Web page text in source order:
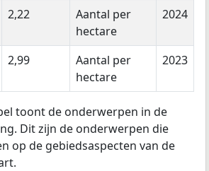
2,22
Aantal per
hectare
2024
2,99
Aantal per
hectare
2023
toont de onderwerpen in de
Dit zijn de onderwerpen die
op de gebiedsaspecten van de